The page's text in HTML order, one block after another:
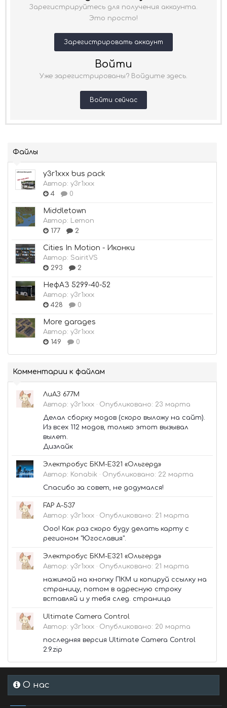
Зарегистрируйтесь для получения аккаунта.
Это просто!
Зарегистрировать аккаунт
Войти
Уже зарегистрированы? Войдите здесь.
Войти сейчас
Файлы
y3r1xxx bus pack
Автор: y3r1xxx
4
0
Middletown
Автор: Lemon
177
2
Cities In Motion - Иконки
Автор: SairitVS
293
2
НефАЗ 5299-40-52
Автор: y3r1xxx
428
0
More garages
Автор: y3r1xxx
149
0
Комментарии к файлам
ЛиАЗ 677М
Автор: y3r1xxx · Опубликовано: 23 марта
Делал сборку модов (скоро выложу на сайт).
Из всех 112 модов, только этот вызывал
вылет.
Дизлайк
Электробус БКМ-Е321 «Ольгерд»
Автор: Konabik · Опубликовано: 22 марта
Спасибо за совет, не додумался!
FAP A-537
Автор: y3r1xxx · Опубликовано: 21 марта
Ооо! Как раз скоро буду делать карту с
регионом "Югославия".
Электробус БКМ-Е321 «Ольгерд»
Автор: y3r1xxx · Опубликовано: 21 марта
нажимай на кнопку ПКМ и копируй ссылку на
страницу, потом в адресную строку
вставляй и у тебя след. страница
Ultimate Camera Control
Автор: y3r1xxx · Опубликовано: 20 марта
последняя версия Ultimate Camera Control
2.9.zip
О нас